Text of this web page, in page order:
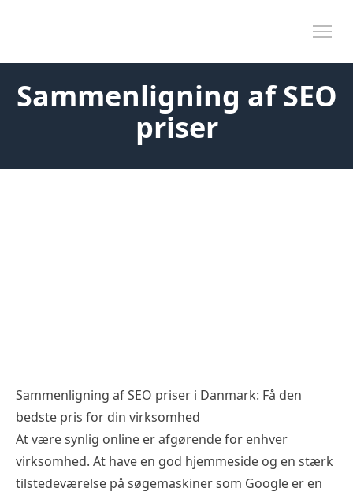
Sammenligning af SEO
priser
Sammenligning af SEO priser i Danmark: Få den
bedste pris for din virksomhed
At være synlig online er afgørende for enhver
virksomhed. At have en god hjemmeside og en stærk
tilstedeværelse på søgemaskiner som Google er en